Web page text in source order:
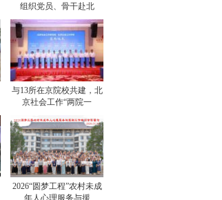
组织党员、骨干赴北
与13所在京院校共建，北
京社会工作“两院一
2026“圆梦工程”农村未成
年人心理服务与援